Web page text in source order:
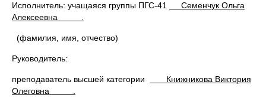
Исполнитель: учащаяся группы ПГС-41
Семенчук Ольга
Алексеевна .
(фамилия, имя, отчество)
Руководитель:
преподаватель высшей категории
Книжникова Виктория
Олеговна .